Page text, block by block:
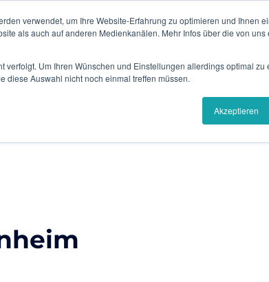
verwendet, um Ihre Website-Erfahrung zu optimieren und Ihnen
als auch auf anderen Medienkanälen. Mehr Infos über die von
verfolgt. Um Ihren Wünschen und Einstellungen allerdings optimal zu
diese Auswahl nicht noch einmal treffen müssen.
Akzeptieren
Insights & Events
Referenzen Karriere